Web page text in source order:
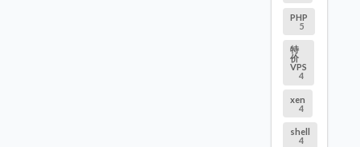
PHP
5
特
价
VPS
4
xen
4
shell
4